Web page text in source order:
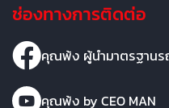
ช่องทางการติดต่อ
คุณพ้ง ผู้นำมาตรฐาน
คุณพ้ง by CEO MAN